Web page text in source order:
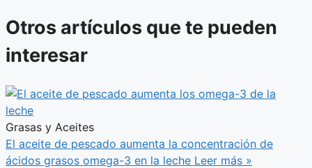
Otros artículos que te pueden
interesar
Grasas y Aceites
El aceite de pescado aumenta la concentración de
ácidos grasos omega-3 en la leche Leer más »